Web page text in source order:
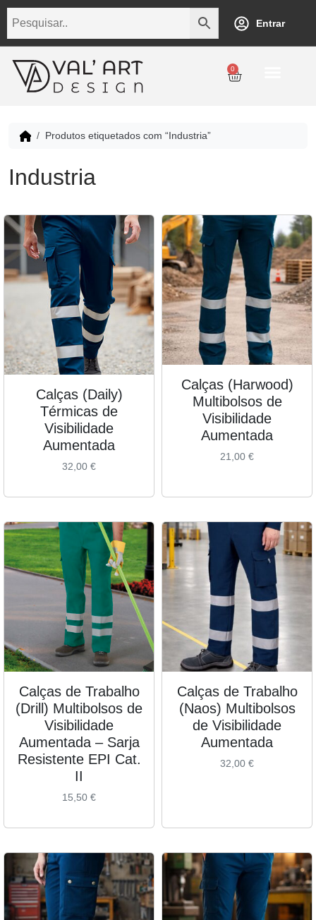
Entrar
0
Produtos etiquetados com “Industria”
Industria
Calças (Daily)
Térmicas de
Visibilidade
Aumentada
32,00 €
Calças (Harwood)
Multibolsos de
Visibilidade
Aumentada
21,00 €
Calças de Trabalho
(Drill) Multibolsos de
Visibilidade
Aumentada – Sarja
Resistente EPI Cat.
II
15,50 €
Calças de Trabalho
(Naos) Multibolsos
de Visibilidade
Aumentada
32,00 €